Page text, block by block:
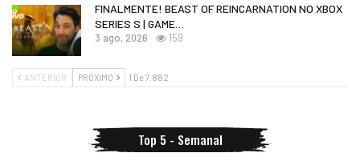
FINALMENTE! BEAST OF REINCARNATION NO XBOX
SERIES S | GAME…
3 ago, 2026 159
ANTERIOR PRÓXIMO 1 De 7.882
Top 5 - Semanal